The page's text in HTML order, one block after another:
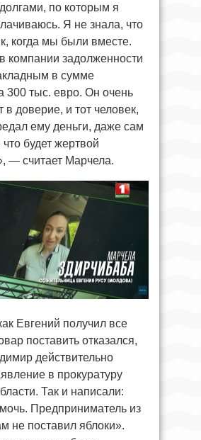
по которым я
Я не знала, что
когда мы были вместе.
компании задолженности
в сумме
300 тыс. евро. Он очень
в доверие, и тот человек,
ему деньги, даже сам
будет жертвой
— считает Марчела.
Евгений получил все
поставить отказался,
действительно
в прокуратуру
Так и написали:
Предприниматель из
не поставил яблоки».